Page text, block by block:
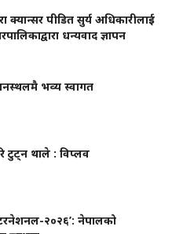
क्यान्सर पीडित सुर्य अधिकारीलाई
धन्यवाद ज्ञापन
भव्य स्वागत
टुट्न थाले : विप्लव
२०२६’: नेपालको